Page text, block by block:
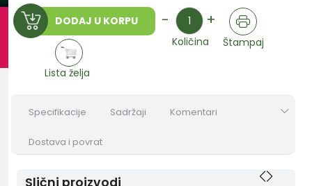
DODAJ U KORPU - Količina +
Količina Štampaj
Lista želja
Specifikacije Sadržaji Komentari
Dostava i povrat
Slični proizvodi